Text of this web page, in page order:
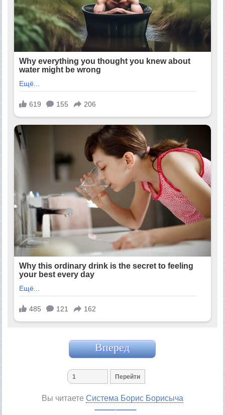
Вперед
Вы читаете Система Борис Борисыча